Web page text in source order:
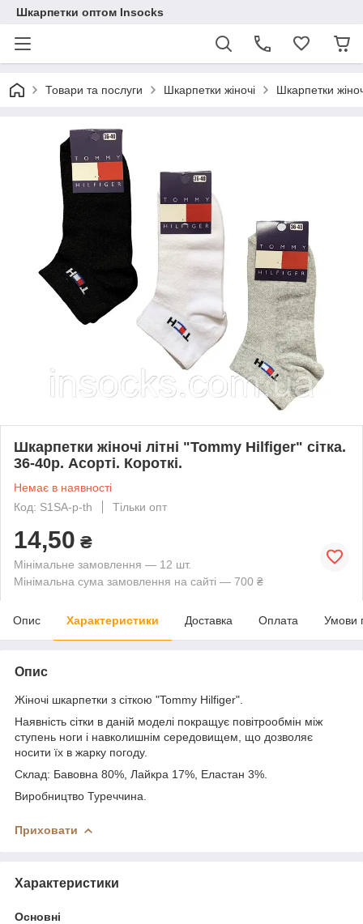
Шкарпетки оптом Insocks
Товари та послуги Шкарпетки жіночі Шкарпетки
Шкарпетки жіночі літні "Tommy Hilfiger" сітка.
36-40р. Асорті. Короткі.
Немає в наявності
Код: S1SA-p-th
Тільки опт
14,50 ₴
Мінімальне замовлення — 12 шт.
Мінімальна сума замовлення на сайті — 700 ₴
Опис Характеристики Доставка Оплата Умови
Опис
Жіночі шкарпетки з сіткою "Tommy Hilfiger".
Наявність сітки в даній моделі покращує повітрообмін між
ступень ноги і навколишнім середовищем, що дозволяє
носити їх в жарку погоду.
Склад: Бавовна 80%, Лайкра 17%, Еластан 3%.
Виробництво Туреччина.
Приховати
Характеристики
Основні